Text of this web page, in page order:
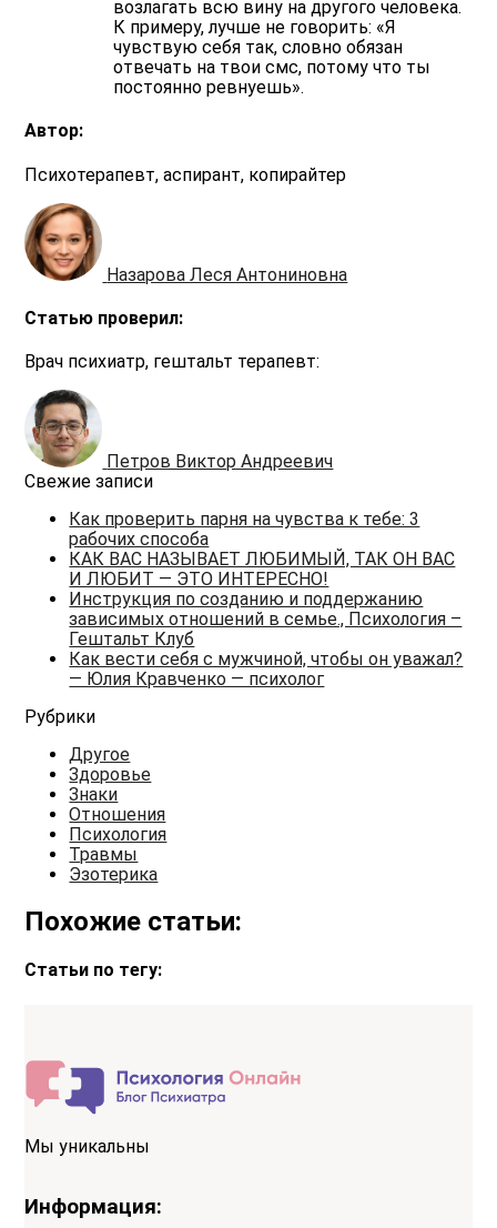
возлагать всю вину на другого человека.
К примеру, лучше не говорить: «Я
чувствую себя так, словно обязан
отвечать на твои смс, потому что ты
постоянно ревнуешь».
Автор:
Психотерапевт, аспирант, копирайтер
Назарова Леся Антониновна
Статью проверил:
Врач психиатр, гештальт терапевт:
Петров Виктор Андреевич
Свежие записи
Как проверить парня на чувства к тебе: 3
рабочих способа
КАК ВАС НАЗЫВАЕТ ЛЮБИМЫЙ, ТАК ОН ВАС
И ЛЮБИТ — ЭТО ИНТЕРЕСНО!
Инструкция по созданию и поддержанию
зависимых отношений в семье., Психология –
Гештальт Клуб
Как вести себя с мужчиной, чтобы он уважал?
— Юлия Кравченко — психолог
Рубрики
Другое
Здоровье
Знаки
Отношения
Психология
Травмы
Эзотерика
Похожие статьи:
Статьи по тегу:
Мы уникальны
Информация: